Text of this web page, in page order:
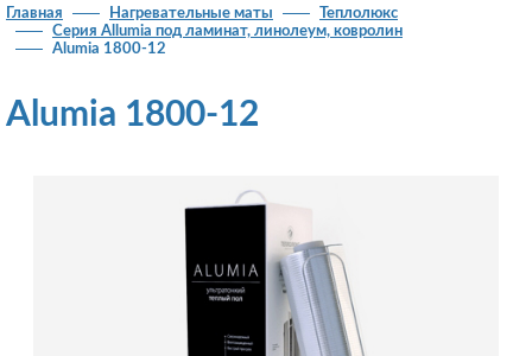
Главная Нагревательные маты
Теплолюкс
Серия Allumia под ламинат, линолеум, ковролин
Alumia 1800-12
Alumia 1800-12